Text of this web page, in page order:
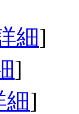
細]
]
細]